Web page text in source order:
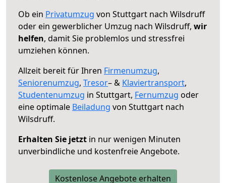
Ob ein Privatumzug von Stuttgart nach Wilsdruff
oder ein gewerblicher Umzug nach Wilsdruff, wir
helfen, damit Sie problemlos und stressfrei
umziehen können.
Allzeit bereit für Ihren Firmenumzug,
Seniorenumzug, Tresor– & Klaviertransport,
Studentenumzug in Stuttgart, Fernumzug oder
eine optimale Beiladung von Stuttgart nach
Wilsdruff.
Erhalten Sie jetzt in nur wenigen Minuten
unverbindliche und kostenfreie Angebote.
Kostenlose Angebote erhalten